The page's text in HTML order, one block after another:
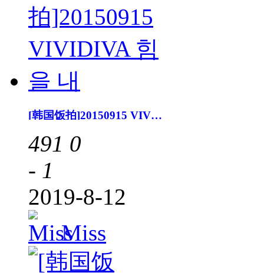
[韩国饭拍]20150915 VIVIDIVA 힘을 내
491 0
- 1
2019-8-12
Miss